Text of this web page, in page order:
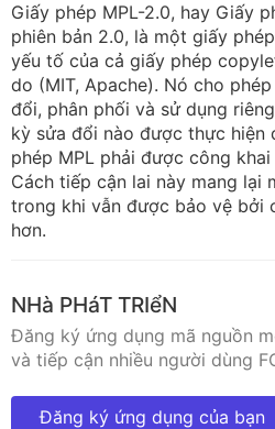
Giấy phép MPL-2.0, hay Giấy
phiên bản 2.0, là một giấy
yếu tố của cả giấy phép
do (MIT, Apache). Nó cho
đổi, phân phối và sử dụng
kỳ sửa đổi nào được thực
phép MPL phải được công
Cách tiếp cận lai này mang lại
trong khi vẫn được bảo vệ bởi
hơn.
NHà PHáT TRIểN
Đăng ký ứng dụng mã nguồn
và tiếp cận nhiều người dùng
Đăng ký ứng dụng của bạn